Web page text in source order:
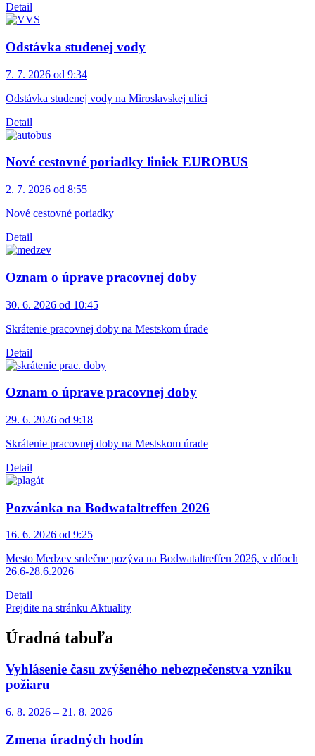
Detail
Odstávka studenej vody
7. 7. 2026 od 9:34
Odstávka studenej vody na Miroslavskej ulici
Detail
Nové cestovné poriadky liniek EUROBUS
2. 7. 2026 od 8:55
Nové cestovné poriadky
Detail
Oznam o úprave pracovnej doby
30. 6. 2026 od 10:45
Skrátenie pracovnej doby na Mestskom úrade
Detail
Oznam o úprave pracovnej doby
29. 6. 2026 od 9:18
Skrátenie pracovnej doby na Mestskom úrade
Detail
Pozvánka na Bodwataltreffen 2026
16. 6. 2026 od 9:25
Mesto Medzev srdečne pozýva na Bodwataltreffen 2026, v dňoch
26.6-28.6.2026
Detail
Prejdite na stránku Aktuality
Úradná tabuľa
Vyhlásenie času zvýšeného nebezpečenstva vzniku
požiaru
6. 8. 2026 – 21. 8. 2026
Zmena úradných hodín